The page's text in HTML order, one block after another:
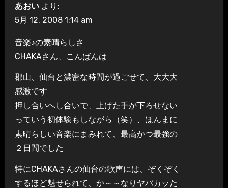
あおい より:
5月 12, 2008 1:14 am
音楽♪の素晴らしさ
CHAKAさん、こんばんは
郡山、仙台と濃密な時間が過ごせて、大大大
感激です
押し合いへし合いで、上げた手が下ろせない
っていう初体験もしながら（笑）、ほんまに
素晴らしい音楽にまみれて、最高かつ最強の
２日間でした
特にCHAKAさんの仙台の歌声には、ぞくぞく
するほど魅せられて、か～～なりヤバカッた